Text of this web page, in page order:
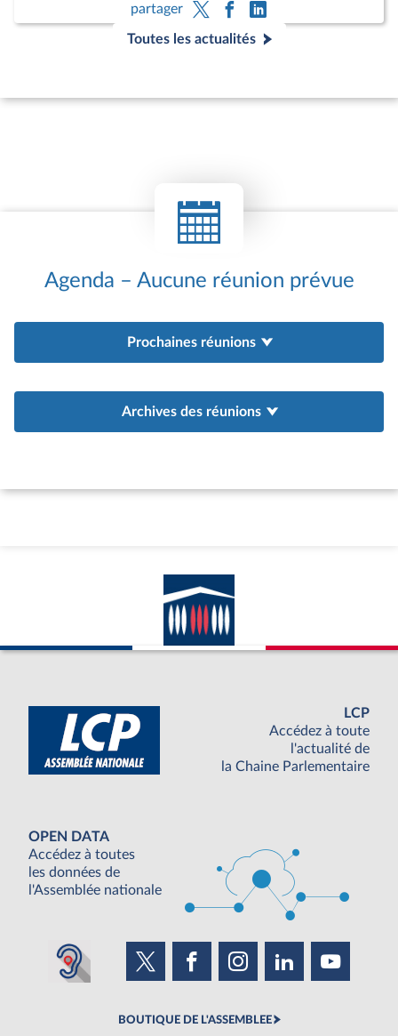
royaux d’Angkor au musée Guimet, en présence de
SAR le Prince Preyaro Norodom, de Son Exc. M.
David Luy, ambassadeur du Cambodge en France,
partager
Toutes les actualités
Agenda – Aucune réunion prévue
Prochaines réunions
Archives des réunions
LCP
Accédez à toute
l'actualité de
la Chaine Parlementaire
OPEN DATA
Accédez à toutes
les données de
l'Assemblée nationale
BOUTIQUE DE L'ASSEMBLEE